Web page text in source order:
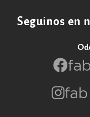
Seguinos en